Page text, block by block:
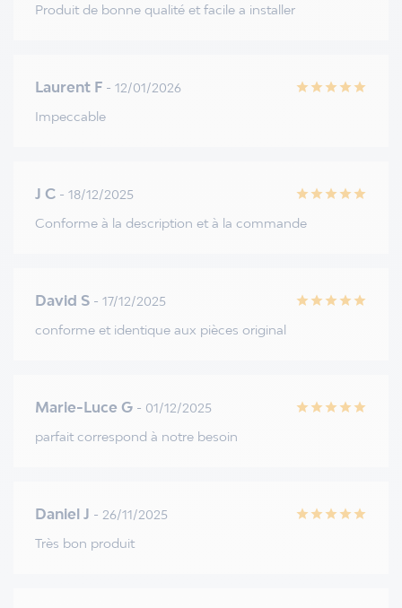
Produit de bonne qualité et facile a installer
Laurent F - 12/01/2026 star star star star star
Impeccable
J C - 18/12/2025 star star star star star
Conforme à la description et à la commande
David S - 17/12/2025 star star star star star
conforme et identique aux pièces original
Marie-Luce G - 01/12/2025 star star star star star
parfait correspond à notre besoin
Daniel J - 26/11/2025 star star star star star
Très bon produit